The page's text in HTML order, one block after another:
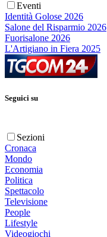
Eventi
Identità Golose 2026
Salone del Risparmio 2026
Fuorisalone 2026
L'Artigiano in Fiera 2025
Seguici su
Sezioni
Cronaca
Mondo
Economia
Politica
Spettacolo
Televisione
People
Lifestyle
Videogiochi